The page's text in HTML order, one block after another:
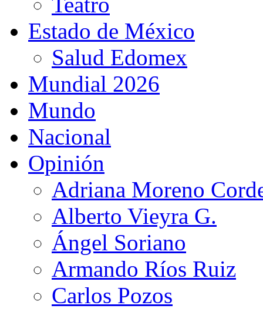
Estado de México
Salud Edomex
Mundial 2026
Mundo
Nacional
Opinión
Adriana Moreno
Alberto Vieyra G.
Ángel Soriano
Armando Ríos Ruiz
Carlos Pozos